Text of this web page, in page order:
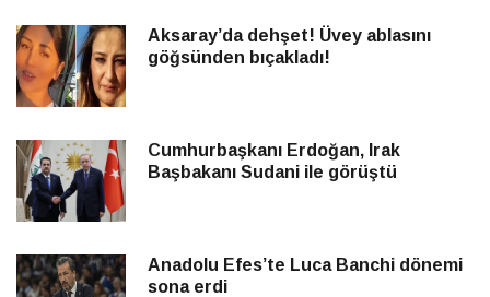
Aksaray’da dehşet! Üvey ablasını
göğsünden bıçakladı!
Cumhurbaşkanı Erdoğan, Irak
Başbakanı Sudani ile görüştü
Anadolu Efes’te Luca Banchi dönemi
sona erdi